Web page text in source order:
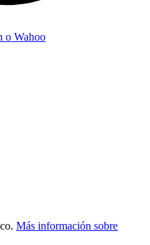
o Wahoo
Más información sobre